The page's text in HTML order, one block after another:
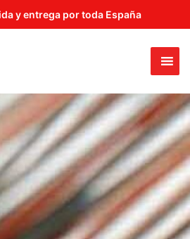
y entrega por toda España
NICOLÁS